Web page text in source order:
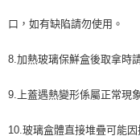
口，如有缺陷請勿使用。
8.加熱玻璃保鮮盒後取拿時
9.上蓋遇熱變形係屬正常現
10.玻璃盒體直接堆疊可能